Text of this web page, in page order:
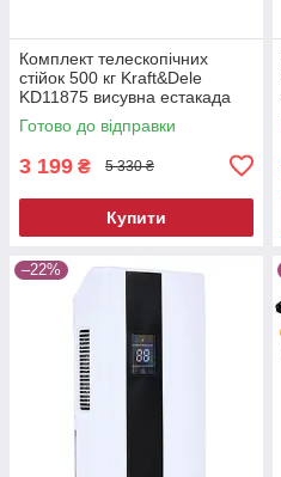
Комплект телескопічних
стійок 500 кг Kraft&Dele
KD11875 висувна естакада
Готово до відправки
3 199 ₴ 5 330 ₴
Купити
–22%